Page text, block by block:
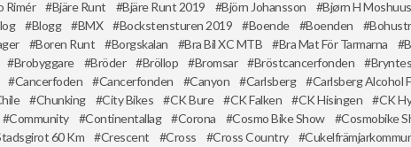
Rimér Bjäre Runt Bjäre Runt 2019 Björn Johansson Bjørn H Moshuus
Blogg BMX Bockstensturen 2019 Boende Boenden
Boren Runt Borgskalan Bra Bil XC MTB Bra Mat För Tarmarna
Brobyggare Bröder Bröllop Bromsar Bröstcancerfonden
Cancerfoden Cancerfonden Canyon Carlsberg Carlsberg Alcohol
Chunking City Bikes CK Bure CK Falken CK Hisingen CK
Community Continentallag Corona Cosmo Bike Show Cosmobike
60 Km Crescent Cross Cross Country